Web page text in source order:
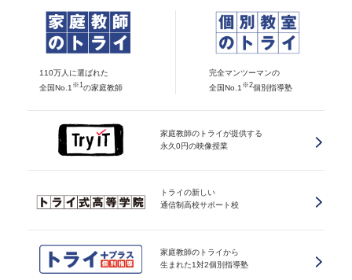
110万人に選ばれた
全国No.1 ※1 の家庭教師
完全マンツーマンの
全国No.1 ※2個別指導塾
家庭教師のトライが提供する
永久0円の映像授業
トライの新しい
通信制高校サポート校
家庭教師のトライから
生まれた1対2個別指導塾